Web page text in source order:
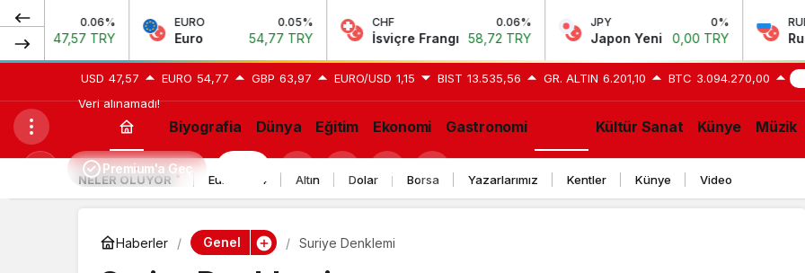
EURO 0.05%
Euro 54,77 TRY
CHF
İsviçre Frangı 58,72 TRY
JPY
Japon Yeni 0,00 TRY
RUB
Rus Rublesi
USD 47,57 EURO 54,77 GBP 63,97 EURO/USD 1,15 BIST 13.535,56 GR. ALTIN 6.201,10 BTC 3.094.270,00
Veri alınamadı!
Biyografia Dünya Eğitim Ekonomi Gastronomi Kültür Sanat Künye Müzik
değiştir
Premium'a Geç
NELER OLUYOR Euro 2024 Altın Dolar Borsa Yazarlarımız Kentler Künye Video
Haberler Genel Suriye Denklemi